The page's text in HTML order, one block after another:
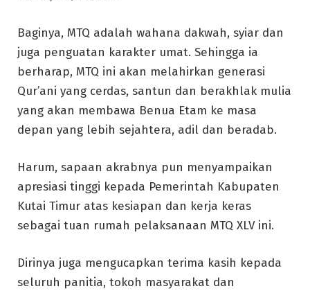
Baginya, MTQ adalah wahana dakwah, syiar dan
juga penguatan karakter umat. Sehingga ia
berharap, MTQ ini akan melahirkan generasi
Qur’ani yang cerdas, santun dan berakhlak mulia
yang akan membawa Benua Etam ke masa
depan yang lebih sejahtera, adil dan beradab.
Harum, sapaan akrabnya pun menyampaikan
apresiasi tinggi kepada Pemerintah Kabupaten
Kutai Timur atas kesiapan dan kerja keras
sebagai tuan rumah pelaksanaan MTQ XLV ini.
Dirinya juga mengucapkan terima kasih kepada
seluruh panitia, tokoh masyarakat dan